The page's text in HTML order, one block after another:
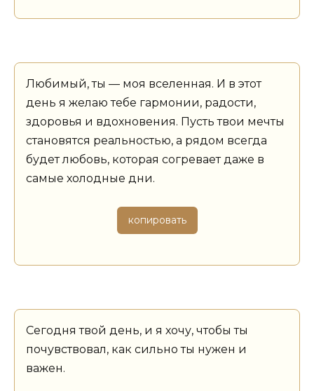
Любимый, ты — моя вселенная. И в этот
день я желаю тебе гармонии, радости,
здоровья и вдохновения. Пусть твои мечты
становятся реальностью, а рядом всегда
будет любовь, которая согревает даже в
самые холодные дни.
копировать
Сегодня твой день, и я хочу, чтобы ты
почувствовал, как сильно ты нужен и
важен.